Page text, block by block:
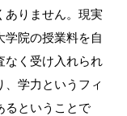
ありません。現実
学院の授業料を自
なく受け入れられ
、学力というフィ
るということで